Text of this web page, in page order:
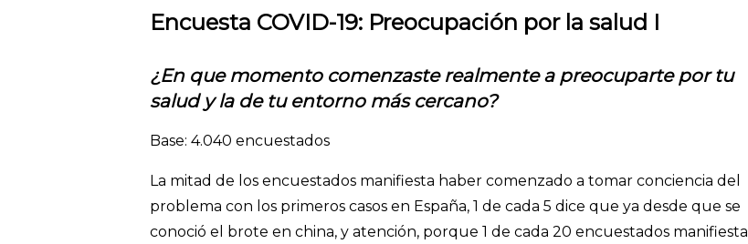
Encuesta COVID-19: Preocupación por la salud I
¿En que momento comenzaste realmente a preocuparte por tu
salud y la de tu entorno más cercano?
Base: 4.040 encuestados
La mitad de los encuestados manifiesta haber comenzado a tomar conciencia del
problema con los primeros casos en España, 1 de cada 5 dice que ya desde que se
conoció el brote en china, y atención, porque 1 de cada 20 encuestados manifiesta